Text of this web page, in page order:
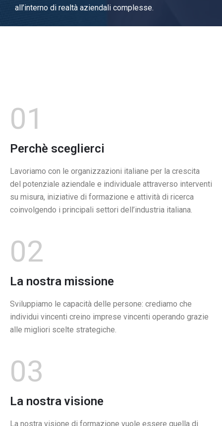
all’interno di realtà aziendali complesse.
Perchè sceglierci
01
Lavoriamo con le organizzazioni italiane per la crescita
del potenziale aziendale e individuale attraverso interventi
su misura, iniziative di formazione e attività di ricerca
coinvolgendo i principali settori dell’industria italiana.
La nostra missione
02
Sviluppiamo le capacità delle persone: crediamo che
individui vincenti creino imprese vincenti operando grazie
alle migliori scelte strategiche.
La nostra visione
03
La nostra visione di formazione vuole essere quella di